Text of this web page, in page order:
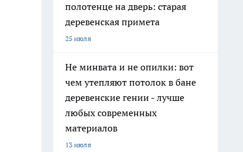
полотенце на дверь: старая
деревенская примета
25 июля
Не минвата и не опилки: вот
чем утепляют потолок в бане
деревенские гении - лучше
любых современных
материалов
13 июля